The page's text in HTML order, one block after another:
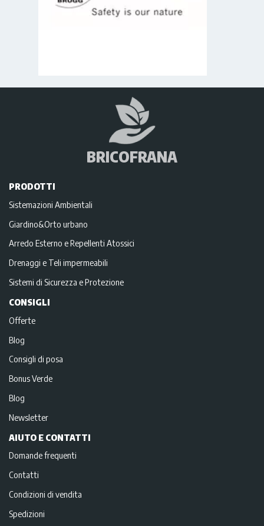
BRICOFRANA
PRODOTTI
Sistemazioni Ambientali
Giardino&Orto urbano
Arredo Esterno e Repellenti Atossici
Drenaggi e Teli impermeabili
Sistemi di Sicurezza e Protezione
CONSIGLI
Offerte
Blog
Consigli di posa
Bonus Verde
Blog
Newsletter
AIUTO E CONTATTI
Domande frequenti
Contatti
Condizioni di vendita
Spedizioni